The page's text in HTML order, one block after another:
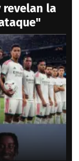
revelan la